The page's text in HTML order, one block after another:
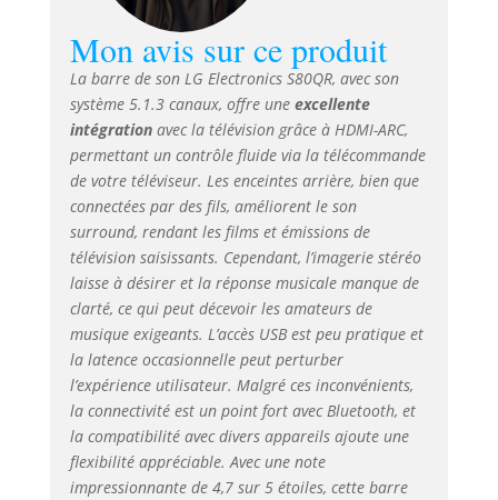
Mon avis sur ce produit
La barre de son LG Electronics S80QR, avec son
système 5.1.3 canaux, offre une excellente
intégrationavec la télévision grâce à HDMI-ARC,
permettant un contrôle fluide via la télécommande
de votre téléviseur. Les enceintes arrière, bien que
connectées par des fils, améliorent le son
surround, rendant les films et émissions de
télévision saisissants. Cependant, l’imagerie stéréo
laisse à désirer et la réponse musicale manque de
clarté, ce qui peut décevoir les amateurs de
musique exigeants. L’accès USB est peu pratique et
la latence occasionnelle peut perturber
l’expérience utilisateur. Malgré ces inconvénients,
la connectivité est un point fort avec Bluetooth, et
la compatibilité avec divers appareils ajoute une
flexibilité appréciable. Avec une note
impressionnante de 4,7 sur 5 étoiles, cette barre